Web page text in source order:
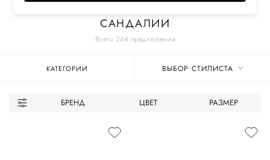
Всего 264 предложения
САНДАЛИИ
КАТЕГОРИИ ВЫБОР СТИЛИСТА
БРЕНД ЦВЕТ РАЗМЕР